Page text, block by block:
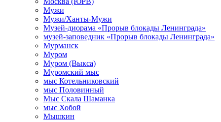
Мужи
Мужи/Ханты-Мужи
Музей-диорама «Прорыв блокады Ленинграда»
музей-заповедник «Прорыв блокады Ленинграда»
Мурманск
Муром
Муром (Выкса)
Муромский мыс
мыс Котельниковский
мыс Половинный
Мыс Скала Шаманка
мыс Хобой
Мышкин